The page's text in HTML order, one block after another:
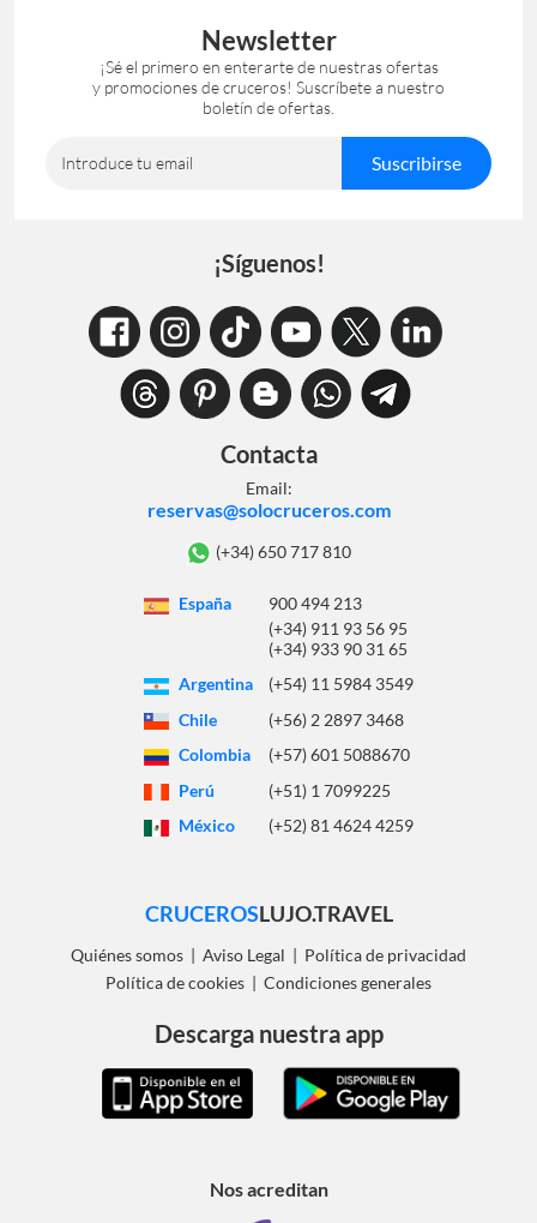
Newsletter
¡Sé el primero en enterarte de nuestras ofertas
y promociones de cruceros! Suscríbete a nuestro
boletín de ofertas.
Introduce tu email Suscribirse
¡Síguenos!
Contacta
Email:
reservas@solocruceros.com
(+34) 650 717 810
España
900 494 213
(+34) 911 93 56 95
(+34) 933 90 31 65
Argentina
(+54) 11 5984 3549
Chile
(+56) 2 2897 3468
Colombia
(+57) 601 5088670
Perú
(+51) 1 7099225
México
(+52) 81 4624 4259
CRUCEROSLUJO.TRAVEL
Quiénes somos | Aviso Legal | Política de privacidad
Política de cookies | Condiciones generales
Descarga nuestra app
Nos acreditan